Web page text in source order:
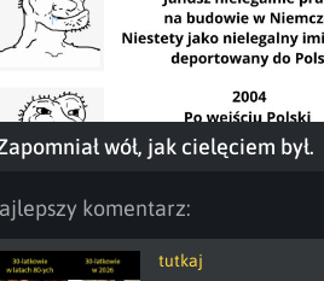
wół, jak cielęciem był.
komentarz:
tutkaj